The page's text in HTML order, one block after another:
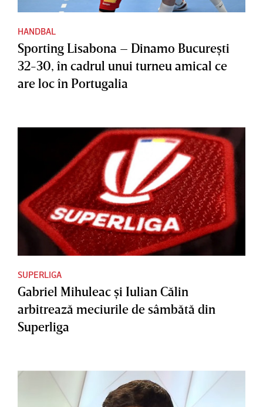
HANDBAL
Sporting Lisabona – Dinamo Bucureşti
32-30, în cadrul unui turneu amical ce
are loc în Portugalia
SUPERLIGA
Gabriel Mihuleac şi Iulian Călin
arbitrează meciurile de sâmbătă din
Superliga